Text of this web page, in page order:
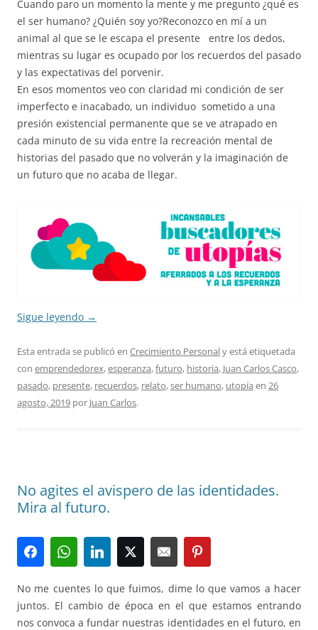
Cuando paro un momento la mente y me pregunto ¿qué es
el ser humano? ¿Quién soy yo?Reconozco en mí a un
animal al que se le escapa el presente entre los dedos,
mientras su lugar es ocupado por los recuerdos del pasado
y las expectativas del porvenir.
En esos momentos veo con claridad mi condición de ser
imperfecto e inacabado, un individuo sometido a una
presión existencial permanente que se ve atrapado en
cada minuto de su vida entre la recreación mental de
historias del pasado que no volverán y la imaginación de
un futuro que no acaba de llegar.
Sigue leyendo →
Esta entrada se publicó en Crecimiento Personaly está etiquetada
con emprendedorex,esperanza,futuro, historia, Juan Carlos Casco,
pasado, presente, recuerdos, relato,ser humano, utopía en 26
agosto, 2019 por Juan Carlos.
No agites el avispero de las identidades.
Mira al futuro.
No me cuentes lo que fuimos, dime lo que vamos a hacer
juntos. El cambio de época en el que estamos entrando
nos convoca a fundar nuestras identidades en el futuro, en